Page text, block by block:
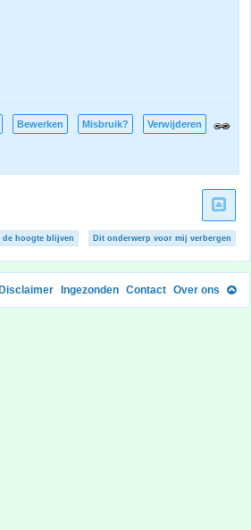
Bewerken Misbruik? Verwijderen
de hoogte blijven Dit onderwerp voor mij verbergen
Ingezonden Contact Over ons